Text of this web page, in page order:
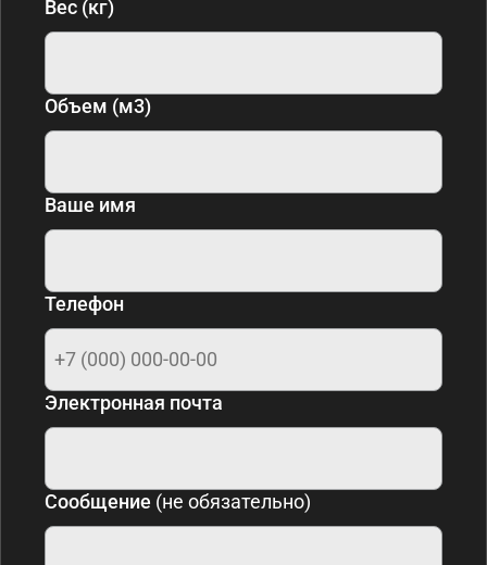
Вес (кг)
Объем (м3)
Ваше имя
Телефон
Электронная почта
Сообщение (не обязательно)